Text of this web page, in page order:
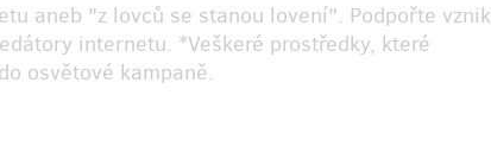
aneb "z lovců se stanou lovení". Podpořte vznik
internetu. *Veškeré prostředky, které
osvětové kampaně.